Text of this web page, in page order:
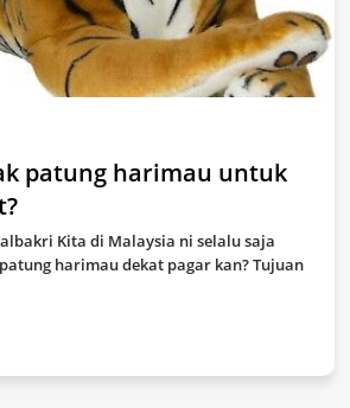
patung harimau untuk
Kita di Malaysia ni selalu saja
harimau dekat pagar kan? Tujuan